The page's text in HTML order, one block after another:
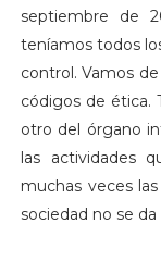
septiembre de
teníamos todos
control. Vamos
códigos de ética.
otro del órgano
las actividades
muchas veces
sociedad no se